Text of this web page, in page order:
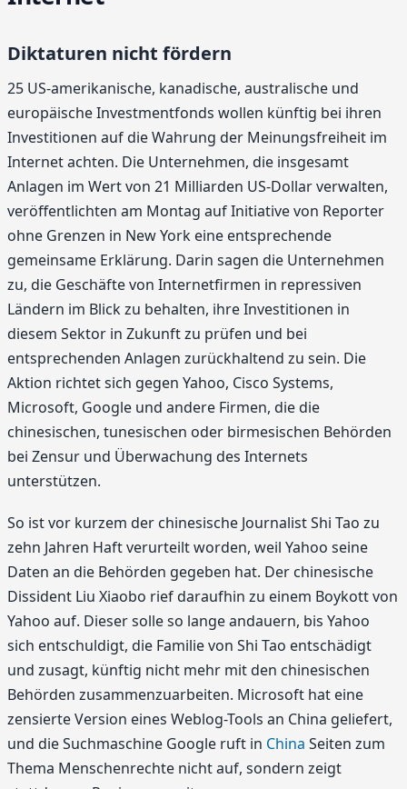
Diktaturen nicht fördern
25 US-amerikanische, kanadische, australische und
europäische Investmentfonds wollen künftig bei ihren
Investitionen auf die Wahrung der Meinungsfreiheit im
Internet achten. Die Unternehmen, die insgesamt
Anlagen im Wert von 21 Milliarden US-Dollar verwalten,
veröffentlichten am Montag auf Initiative von Reporter
ohne Grenzen in New York eine entsprechende
gemeinsame Erklärung. Darin sagen die Unternehmen
zu, die Geschäfte von Internetfirmen in repressiven
Ländern im Blick zu behalten, ihre Investitionen in
diesem Sektor in Zukunft zu prüfen und bei
entsprechenden Anlagen zurückhaltend zu sein. Die
Aktion richtet sich gegen Yahoo, Cisco Systems,
Microsoft, Google und andere Firmen, die die
chinesischen, tunesischen oder birmesischen Behörden
bei Zensur und Überwachung des Internets
unterstützen.
So ist vor kurzem der chinesische Journalist Shi Tao zu
zehn Jahren Haft verurteilt worden, weil Yahoo seine
Daten an die Behörden gegeben hat. Der chinesische
Dissident Liu Xiaobo rief daraufhin zu einem Boykott von
Yahoo auf. Dieser solle so lange andauern, bis Yahoo
sich entschuldigt, die Familie von Shi Tao entschädigt
und zusagt, künftig nicht mehr mit den chinesischen
Behörden zusammenzuarbeiten. Microsoft hat eine
zensierte Version eines Weblog-Tools an China geliefert,
und die Suchmaschine Google ruft in China Seiten zum
Thema Menschenrechte nicht auf, sondern zeigt